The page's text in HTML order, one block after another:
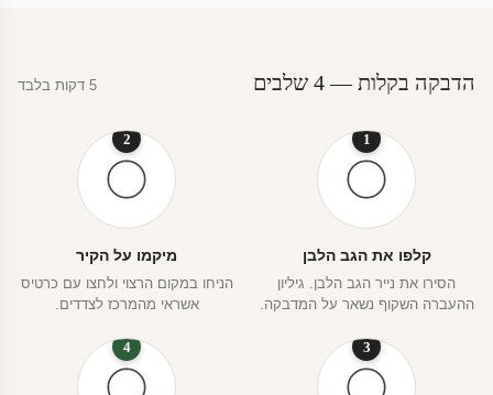
הדבקה בקלות — 4 שלבים 5 דקות בלבד
1
קלפו את הגב הלבן
הסירו את נייר הגב הלבן. גיליון
ההעברה השקוף נשאר על המדבקה.
2
מיקמו על הקיר
הניחו במקום הרצוי ולחצו עם כרטיס
אשראי מהמרכז לצדדים.
3
4